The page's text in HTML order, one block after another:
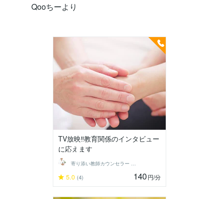
Qooちーより
TV放映‼️教育関係のインタビュー
に応えます
寄り添い教師カウンセラー Qooちー
5.0 (4) 140円/分